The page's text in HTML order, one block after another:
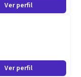
Ver perfil
Ver perfil